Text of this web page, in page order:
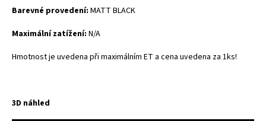
Barevné provedení: MATT BLACK
Maximální zatížení: N/A
Hmotnost je uvedena při maximálním ET a cena uvedena za 1ks!
3D náhled